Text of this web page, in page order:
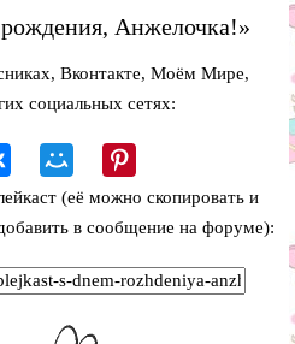
Анжелочка!»
Вконтакте, Моём Мире,
социальных сетях:
(её можно скопировать и
в сообщение на форуме):